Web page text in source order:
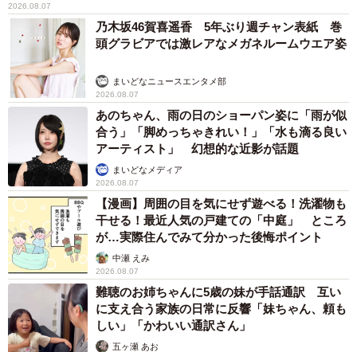
あんよは吸盤？
Mr.けんちゃまインスタ
https://www.instagram.com/mr.kenchama/?hl=ja
2026.08.07
乃木坂46賀喜遥香 5年ぶり週チャン表紙 巻
頭グラビアでは激レアなメガネルームウエア姿
まいどなニュースエンタメ部
2026.08.07
あのちゃん、雨の日のショーパン姿に「雨が似
合う」「脚めっちゃきれい！」「水も滴る良い
アーティスト」 幻想的な近影が話題
まいどなメディア
2026.08.07
【漫画】周囲の目を気にせず遊べる！洗濯物も
干せる！最近人気の戸建ての「中庭」 ところ
が…実際住んでみて分かった後悔ポイント
中瀬 えみ
2026.08.07
難聴のお姉ちゃんに5歳の妹が手話通訳 互い
に支え合う家族の日常に反響「妹ちゃん、頼も
しい」「かわいい通訳さん」
五ヶ瀬 あお